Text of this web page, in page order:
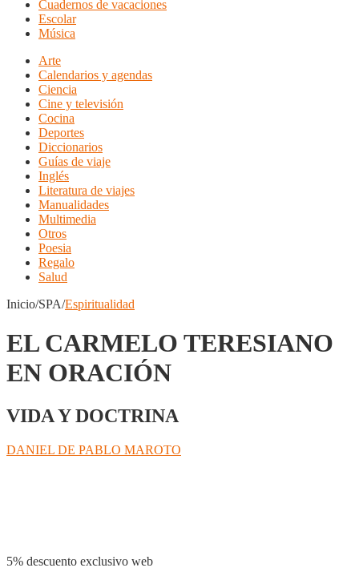
Cuadernos de vacaciones
Escolar
Música
Arte
Calendarios y agendas
Ciencia
Cine y televisión
Cocina
Deportes
Diccionarios
Guías de viaje
Inglés
Literatura de viajes
Manualidades
Multimedia
Otros
Poesia
Regalo
Salud
Inicio/SPA/Espiritualidad
EL CARMELO TERESIANO
EN ORACIÓN
VIDA Y DOCTRINA
DANIEL DE PABLO MAROTO
5% descuento exclusivo web